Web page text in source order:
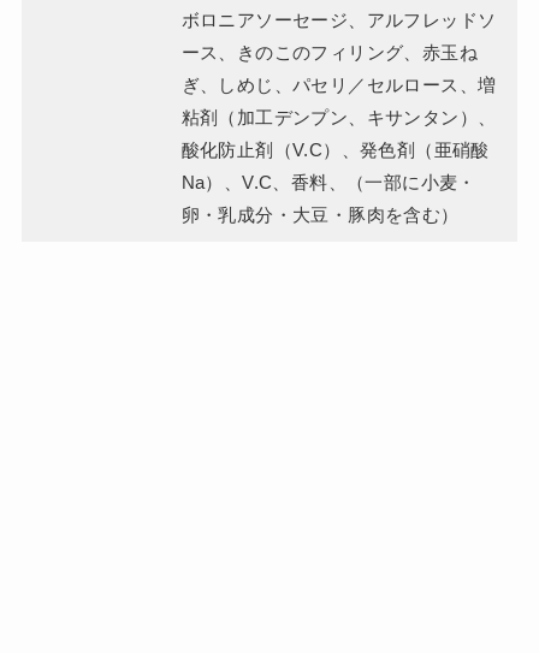
ボロニアソーセージ、アルフレッドソ
ース、きのこのフィリング、赤玉ね
ぎ、しめじ、パセリ／セルロース、増
粘剤（加工デンプン、キサンタン）、
酸化防止剤（V.C）、発色剤（亜硝酸
Na）、V.C、香料、（一部に小麦・
卵・乳成分・大豆・豚肉を含む）